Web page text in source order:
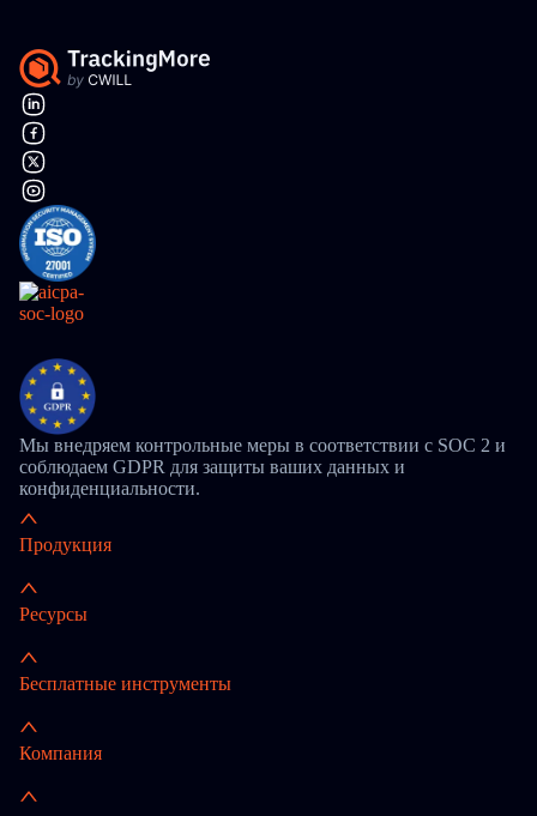
Мы внедряем контрольные меры в соответствии с SOC 2 и
соблюдаем GDPR для защиты ваших данных и
конфиденциальности.
Продукция
Ресурсы
Бесплатные инструменты
Компания